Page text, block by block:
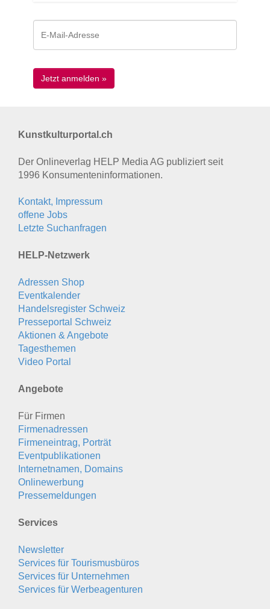
Kunstkulturportal.ch
Der Onlineverlag HELP Media AG publiziert seit
1996 Konsumenten­informationen.
Kontakt, Impressum
offene Jobs
Letzte Suchanfragen
HELP-Netzwerk
Adressen Shop
Eventkalender
Handelsregister Schweiz
Presseportal Schweiz
Aktionen & Angebote
Tagesthemen
Video Portal
Angebote
Für Firmen
Firmenadressen
Firmeneintrag, Porträt
Eventpublikationen
Internetnamen, Domains
Onlinewerbung
Pressemeldungen
Services
Newsletter
Services für Tourismusbüros
Services für Unternehmen
Services für Werbeagenturen